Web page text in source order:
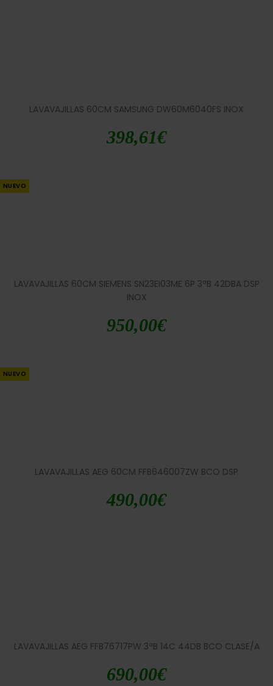
LAVAVAJILLAS 60CM SAMSUNG DW60M6040FS INOX
398,61€
NUEVO
LAVAVAJILLAS 60CM SIEMENS SN23EI03ME 6P 3ªB 42DBA DSP
INOX
950,00€
NUEVO
LAVAVAJILLAS AEG 60CM FFB646007ZW BCO DSP
490,00€
LAVAVAJILLAS AEG FFB76717PW 3ªB 14C 44DB BCO CLASE/A
690,00€